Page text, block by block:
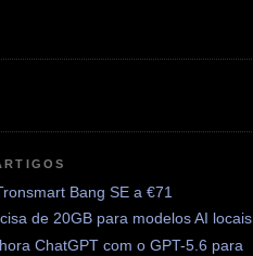
Bang SE a €71
de 20GB para modelos AI locais
ChatGPT com o GPT-5.6 para